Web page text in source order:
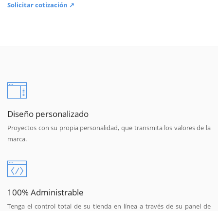
Solicitar cotización ↗
Diseño personalizado
Proyectos con su propia personalidad, que transmita los valores de la
marca.
100% Administrable
Tenga el control total de su tienda en línea a través de su panel de